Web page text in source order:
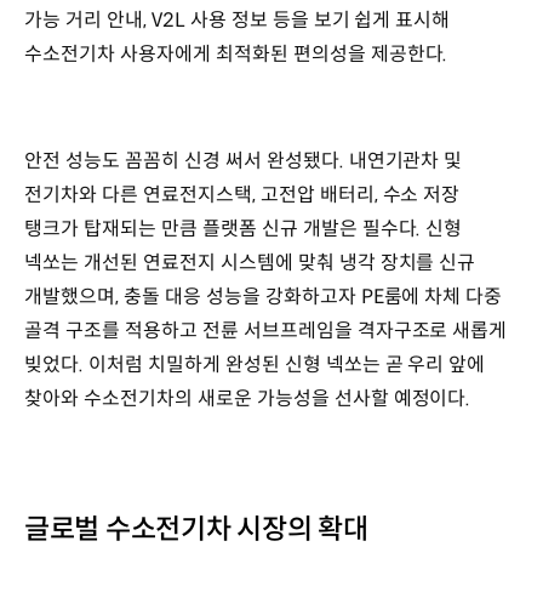
가능 거리 안내, V2L 사용 정보 등을 보기 쉽게 표시해
수소전기차 사용자에게 최적화된 편의성을 제공한다.
안전 성능도 꼼꼼히 신경 써서 완성됐다. 내연기관차 및
전기차와 다른 연료전지스택, 고전압 배터리, 수소 저장
탱크가 탑재되는 만큼 플랫폼 신규 개발은 필수다. 신형
넥쏘는 개선된 연료전지 시스템에 맞춰 냉각 장치를 신규
개발했으며, 충돌 대응 성능을 강화하고자 PE룸에 차체 다중
골격 구조를 적용하고 전륜 서브프레임을 격자구조로 새롭게
빚었다. 이처럼 치밀하게 완성된 신형 넥쏘는 곧 우리 앞에
찾아와 수소전기차의 새로운 가능성을 선사할 예정이다.
글로벌 수소전기차 시장의 확대